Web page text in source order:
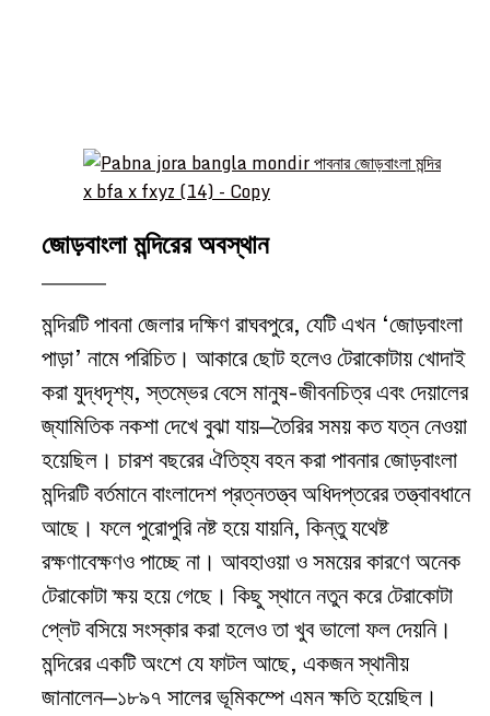
জোড়বাংলা মন্দিরের অবস্থান
মন্দিরটি পাবনা জেলার দক্ষিণ রাঘবপুরে, যেটি এখন ‘জোড়বাংলা
পাড়া’ নামে পরিচিত। আকারে ছোট হলেও টেরাকোটায় খোদাই
করা যুদ্ধদৃশ্য, স্তম্ভের বেসে মানুষ-জীবনচিত্র এবং দেয়ালের
জ্যামিতিক নকশা দেখে বুঝা যায়—তৈরির সময় কত যত্ন নেওয়া
হয়েছিল। চারশ বছরের ঐতিহ্য বহন করা পাবনার জোড়বাংলা
মন্দিরটি বর্তমানে বাংলাদেশ প্রত্নতত্ত্ব অধিদপ্তরের তত্ত্বাবধানে
আছে। ফলে পুরোপুরি নষ্ট হয়ে যায়নি, কিন্তু যথেষ্ট
রক্ষণাবেক্ষণও পাচ্ছে না। আবহাওয়া ও সময়ের কারণে অনেক
টেরাকোটা ক্ষয় হয়ে গেছে। কিছু স্থানে নতুন করে টেরাকোটা
প্লেট বসিয়ে সংস্কার করা হলেও তা খুব ভালো ফল দেয়নি।
মন্দিরের একটি অংশে যে ফাটল আছে, একজন স্থানীয়
জানালেন—১৮৯৭ সালের ভূমিকম্পে এমন ক্ষতি হয়েছিল।